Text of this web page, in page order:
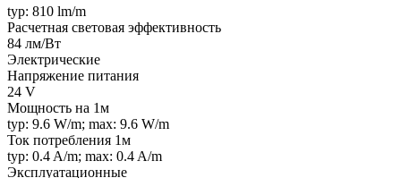
typ: 810 lm/m
Расчетная световая эффективность
84 лм/Вт
Электрические
Напряжение питания
24 V
Мощность на 1м
typ: 9.6 W/m; max: 9.6 W/m
Ток потребления 1м
typ: 0.4 A/m; max: 0.4 A/m
Эксплуатационные